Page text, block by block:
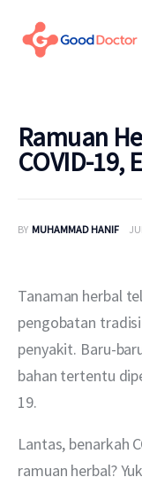
Mengapa
Berita
Layanan
Ramuan
COVID-19,
BY MUHAMMAD HANIF
Tanaman herbal
pengobatan
penyakit. Baru-
bahan tertentu
19.
Lantas, benarkah
ramuan herbal?